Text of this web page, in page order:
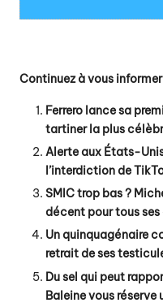
Continuez à vous
Ferrero lance sa
tartiner la plus
Alerte aux États-
l’interdiction de
SMIC trop bas ?
décent pour tous
Un quinquagénaire
retrait de ses
Du sel qui peut
Baleine vous réserve